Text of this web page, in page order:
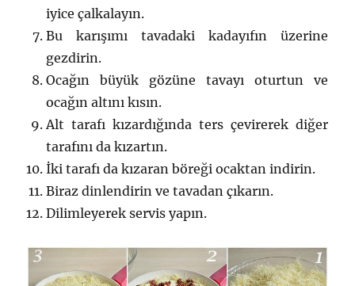
iyice çalkalayın.
Bu karışımı tavadaki kadayıfın üzerine
gezdirin.
Ocağın büyük gözüne tavayı oturtun ve
ocağın altını kısın.
Alt tarafı kızardığında ters çevirerek diğer
tarafını da kızartın.
İki tarafı da kızaran böreği ocaktan indirin.
Biraz dinlendirin ve tavadan çıkarın.
Dilimleyerek servis yapın.